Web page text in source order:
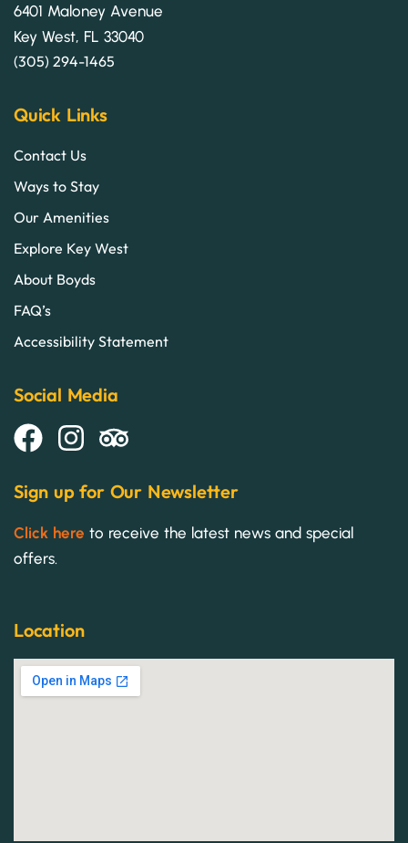
6401 Maloney Avenue
Key West, FL 33040
(305) 294-1465
Quick Links
Contact Us
Ways to Stay
Our Amenities
Explore Key West
About Boyds
FAQ’s
Accessibility Statement
Social Media
Sign up for Our Newsletter
Click here to receive the latest news and special
offers.
Location